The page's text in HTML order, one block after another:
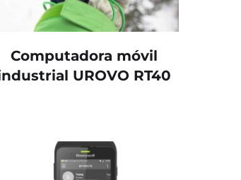
Computadora móvil
UROVO RT40